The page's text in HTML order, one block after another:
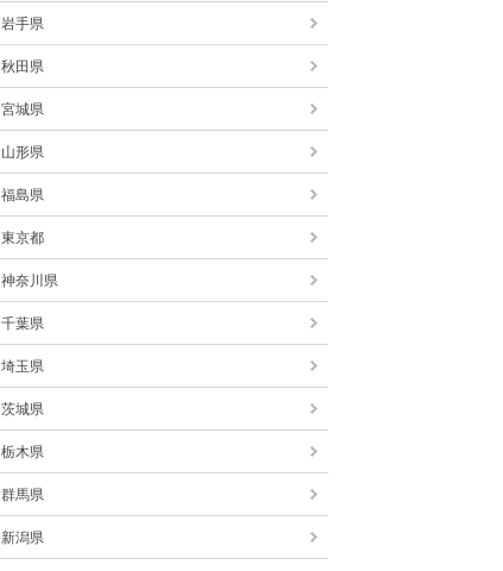
岩手県
秋田県
宮城県
山形県
福島県
東京都
神奈川県
千葉県
埼玉県
茨城県
栃木県
群馬県
新潟県